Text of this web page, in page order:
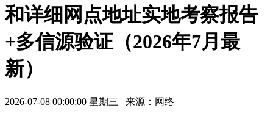
和详细网点地址实地考察报告
+多信源验证（2026年7月最
新）
2026-07-08 00:00:00 星期三 来源：网络